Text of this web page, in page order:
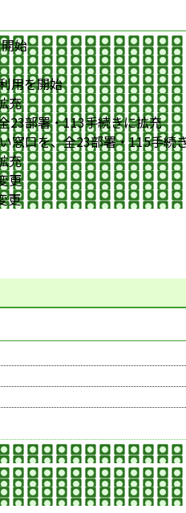
始
用を開始
充
23部署・113手続きに拡充
窓口を、全23部署・115手続
充
更
更